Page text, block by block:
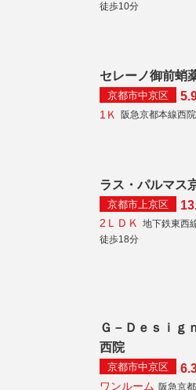
徒歩10分
セレーノ御前蛸
京都市中京区
1Ｋ
阪急京都本線西
ラス・パルマス
京都市上京区
2ＬＤＫ 地下鉄東西
徒歩18分
Ｇ－Ｄｅｓｉ
西院
京都市中京区
ワンルーム 阪急京